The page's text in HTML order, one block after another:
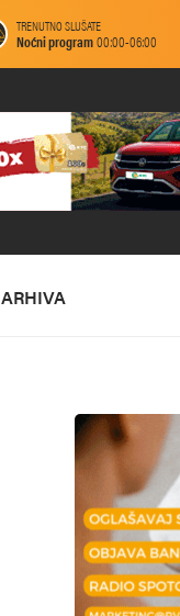
TRENUTNO SLUŠATE
Noćni program00:00-06:00
ARHIVA